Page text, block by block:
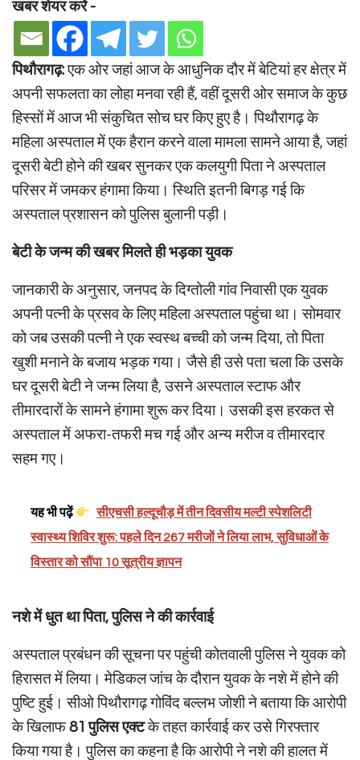
खबर शेयर करें -
पिथौरागढ़:एक ओर जहां आज के आधुनिक दौर में बेटियां हर क्षेत्र में
अपनी सफलता का लोहा मनवा रही हैं, वहीं दूसरी ओर समाज के कुछ
हिस्सों में आज भी संकुचित सोच घर किए हुए है। पिथौरागढ़ के
महिला अस्पताल में एक हैरान करने वाला मामला सामने आया है, जहां
दूसरी बेटी होने की खबर सुनकर एक कलयुगी पिता ने अस्पताल
परिसर में जमकर हंगामा किया। स्थिति इतनी बिगड़ गई कि
अस्पताल प्रशासन को पुलिस बुलानी पड़ी।
बेटी के जन्म की खबर मिलते ही भड़का युवक
जानकारी के अनुसार, जनपद के दिग्तोली गांव निवासी एक युवक
अपनी पत्नी के प्रसव के लिए महिला अस्पताल पहुंचा था। सोमवार
को जब उसकी पत्नी ने एक स्वस्थ बच्ची को जन्म दिया, तो पिता
खुशी मनाने के बजाय भड़क गया। जैसे ही उसे पता चला कि उसके
घर दूसरी बेटी ने जन्म लिया है, उसने अस्पताल स्टाफ और
तीमारदारों के सामने हंगामा शुरू कर दिया। उसकी इस हरकत से
अस्पताल में अफरा-तफरी मच गई और अन्य मरीज व तीमारदार
सहम गए।
यह भी पढ़ें
सीएचसी हल्दूचौड़ में तीन दिवसीय मल्टी स्पेशलिटी
स्वास्थ्य शिविर शुरू: पहले दिन 267 मरीजों ने लिया लाभ, सुविधाओं के
विस्तार को सौंपा 10 सूत्रीय ज्ञापन
नशे में धुत था पिता, पुलिस ने की कार्रवाई
अस्पताल प्रबंधन की सूचना पर पहुंची कोतवाली पुलिस ने युवक को
हिरासत में लिया। मेडिकल जांच के दौरान युवक के नशे में होने की
पुष्टि हुई। सीओ पिथौरागढ़ गोविंद बल्लभ जोशी ने बताया कि आरोपी
के खिलाफ 81 पुलिस एक्टके तहत कार्रवाई कर उसे गिरफ्तार
किया गया है। पुलिस का कहना है कि आरोपी ने नशे की हालत में